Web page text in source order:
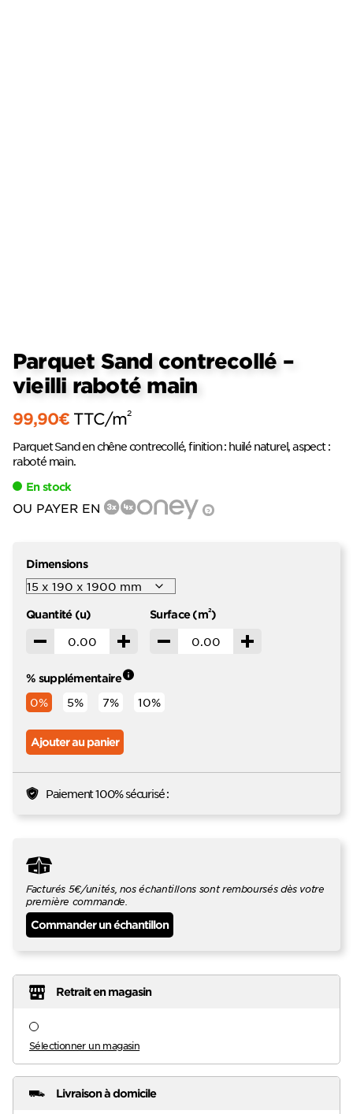
Parquet Sand contrecollé –
vieilli raboté main
99,90€ TTC/m2
Parquet Sand en chêne contrecollé, finition : huilé naturel, aspect :
raboté main.
En stock
OU PAYER EN ?
Dimensions
Quantité (u)
Décrémenter Incrémenter
Surface (m2)
Décrémenter Incrémenter
% supplémentaire
0% 5% 7% 10%
Ajouter au panier
Paiement 100% sécurisé :
Facturés 5€/unités, nos échantillons sont remboursés dès votre
première commande.
Commander un échantillon
Retrait en magasin
Sélectionner un magasin
Livraison à domicile